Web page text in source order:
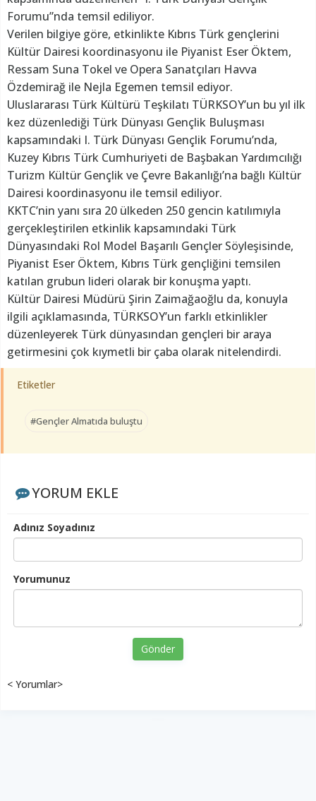
Forumu”nda temsil ediliyor.
Verilen bilgiye göre, etkinlikte Kıbrıs Türk gençlerini
Kültür Dairesi koordinasyonu ile Piyanist Eser Öktem,
Ressam Suna Tokel ve Opera Sanatçıları Havva
Özdemirağ ile Nejla Egemen temsil ediyor.
Uluslararası Türk Kültürü Teşkilatı TÜRKSOY’un bu yıl ilk
kez düzenlediği Türk Dünyası Gençlik Buluşması
kapsamındaki I. Türk Dünyası Gençlik Forumu’nda,
Kuzey Kıbrıs Türk Cumhuriyeti de Başbakan Yardımcılığı
Turizm Kültür Gençlik ve Çevre Bakanlığı’na bağlı Kültür
Dairesi koordinasyonu ile temsil ediliyor.
KKTC’nin yanı sıra 20 ülkeden 250 gencin katılımıyla
gerçekleştirilen etkinlik kapsamındaki Türk
Dünyasındaki Rol Model Başarılı Gençler Söyleşisinde,
Piyanist Eser Öktem, Kıbrıs Türk gençliğini temsilen
katılan grubun lideri olarak bir konuşma yaptı.
Kültür Dairesi Müdürü Şirin Zaimağaoğlu da, konuyla
ilgili açıklamasında, TÜRKSOY’un farklı etkinlikler
düzenleyerek Türk dünyasından gençleri bir araya
getirmesini çok kıymetli bir çaba olarak nitelendirdi.
Etiketler
#Gençler Almatıda buluştu
YORUM EKLE
Adınız Soyadınız
Yorumunuz
Gönder
< Yorumlar>